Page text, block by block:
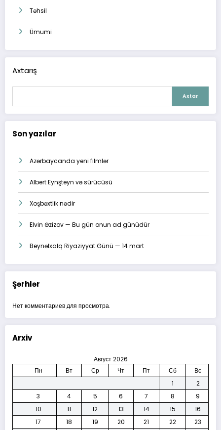
Təhsil
Ümumi
Axtarış
Axtar
Son yazılar
Azərbaycanda yeni filmlər
Albert Eynşteyn və sürücüsü
Xoşbəxtlik nədir
Elvin Əzizov — Bu gün onun ad günüdür
Beynəlxalq Riyaziyyat Günü — 14 mart
Şərhlər
Нет комментариев для просмотра.
Arxiv
Август 2026
Пн
Вт Ср Чт Пт Сб
Вс
1
2
3
4 5 6 7 8
9
10
11 12 13 14 15
16
17
18 19 20 21 22 23